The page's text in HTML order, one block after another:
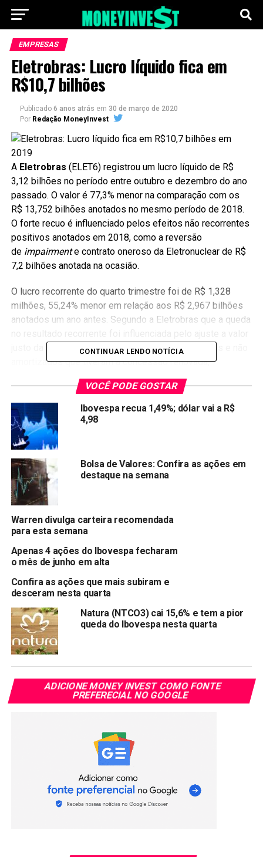
EMPRESAS
Eletrobras: Lucro líquido fica em
R$10,7 bilhões
Publicado 6 anos atrás em 30 de março de 2020
Por Redação MoneyInvest
A Eletrobras (ELET6) registrou um lucro líquido de R$
3,12 bilhões no período entre outubro e dezembro do ano
passado. O valor é 77,3% menor na comparação com os
R$ 13,752 bilhões anotados no mesmo período de 2018.
O forte recuo é influenciado pelos efeitos não recorrentes
positivos anotados em 2018, como a reversão
de impairmente contrato oneroso da Eletronuclear de R$
7,2 bilhões anotada na ocasião.
O lucro recorrente do quarto trimestre foi de R$ 1,328
milhões, 55,24% menor em relação aos R$ 2,967 bilhões
anotados um ano antes. Segundo a Eletrobras que a queda
justo da indenizações relacionadas a ativos antigos e não
amortizados que tiveram a concessão renovada,
conhecido pelo jargão RBSE, que passou de uma receita
líquida de R$ 1,143 bilhão entre outubro e dezembro de
2018 para uma despesa líquida de R$ 1,258 bilhão nos
mesmos meses de 2019. Veja mais no
Compartilhar:
Copy
Link
WhatsApp
Twitter
Facebook
Reddit
Email
TÓPICOS RELACIONADOS:
PRÓXIMA:
Cogna Educação registra prejuízo líquido de R$ 168
milhões no 4º trimestre
Donos do Magazine luiza vão doar R$ 10 milhões
para tratar doente do Covid-19
CONTINUAR LENDO NOTÍCIA
VOCÊ PODE GOSTAR
Ibovespa recua 1,49%; dólar vai a R$
4,98
Bolsa de Valores: Confira as ações em
destaque na semana
Warren divulga carteira recomendada
para esta semana
Apenas 4 ações do Ibovespa fecharam
o mês de junho em alta
Confira as ações que mais subiram e
desceram nesta quarta
Natura (NTCO3) cai 15,6% e tem a pior
queda do Ibovespa nesta quarta
ADICIONE MONEY INVEST COMO FONTE
PREFERECIAL NO GOOGLE